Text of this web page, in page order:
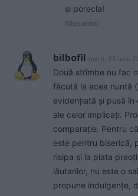
si porecla!
Răspundeți
bilbofil marți, 25 iulie
Două strîmbe nu fac
făcută la acea nuntă
evidențiată și pusă
ale celor implicați.
comparație. Pentru
este pentru biserică,
risipa și la plata
lăutarilor, nu este o
propune indulgențe,